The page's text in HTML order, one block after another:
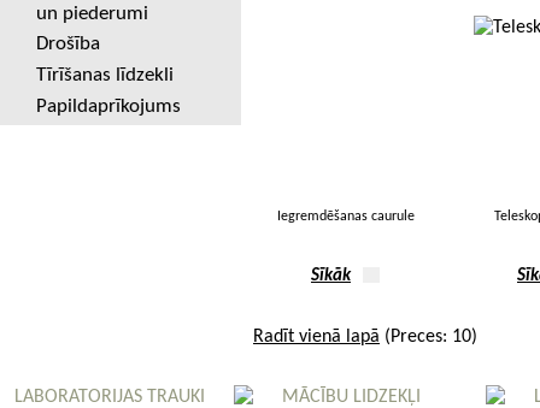
un piederumi
Drošība
Tīrīšanas līdzekli
Papildaprīkojums
Iegremdēšanas caurule
Sīkāk
Radīt vienā lapā (Preces: 10)
LABORATORIJAS TRAUKI MĀCĪBU LIDZEKĻI